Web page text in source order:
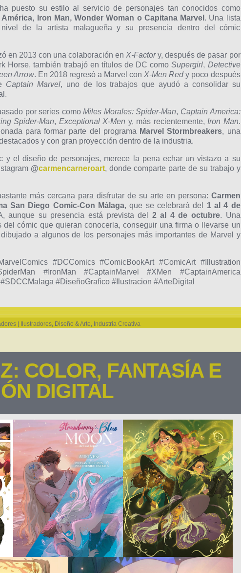
puesto su estilo al servicio de personajes tan conocidos como
Iron Man, Wonder Woman o Capitana Marvel . Una lista
de la artista malagueña y su presencia dentro del cómic
en 2013 con una colaboración en X-Factory, después de pasar por
Horse, también trabajó en títulos de DC comoSupergirl, Detective
Arrow. En 2018 regresó a Marvel con X-Men Redy poco después
Captain Marvel, uno de los trabajos que ayudó a consolidar su
por series comoMiles Morales: Spider-Man, Captain America:
Spider-Man, Exceptional X-Men y, más recientemente, Iron Man.
para formar parte del programa Marvel Stormbreakers, una
y con gran proyección dentro de la industria.
y el diseño de personajes, merece la pena echar un vistazo a su
@carmencarneroart, donde comparte parte de su trabajo y
más cercana para disfrutar de su arte en persona: Carmen
San Diego Comic-Con Málaga, que se celebrará del 1 al 4 de
aunque su presencia está prevista del 2 al 4 de octubre. Una
del cómic que quieran conocerla, conseguir una firma o llevarse un
a algunos de los personajes más importantes de Marvel y
#DCComics #ComicBookArt #ComicArt #Illustration
#IronMan #CaptainMarvel #XMen #CaptainAmerica
#DiseñoGrafico #Ilustracion #ArteDigital
| Ilustradores, Diseño & Arte Industria Creativa
COLOR, FANTASÍA E
DIGITAL